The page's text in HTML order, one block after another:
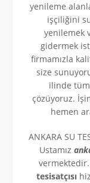
yenileme
işçiliğini
yenilemek
gidermek
firmamızla
size
ilinde
çözüyoruz.
hemen
ANKARA SU
Ustamız
vermektedir.
tesisatçısı